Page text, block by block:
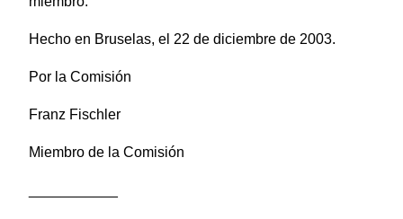
Hecho en Bruselas, el 22 de diciembre de 2003.
Por la Comisión
Franz Fischler
Miembro de la Comisión